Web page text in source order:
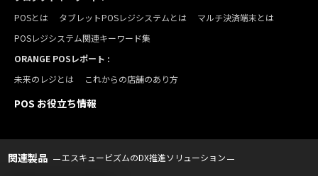
POSとは
タブレットPOSレジシステムとは
マルチ決済端末とは
POSレジシステム関連キーワード集
ORANGE POSレポート :
未来のレジとは
これからの店舗のあり方
POS お役立ち情報
関連製品 エスキュービズムのDX推進ソリューション